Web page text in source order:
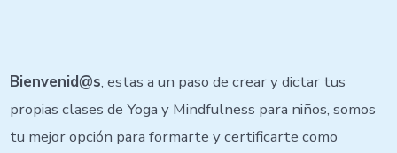
Bienvenid@s, estas a un paso de crear y dictar tus
propias clases de Yoga y Mindfulness para niños, somos
tu mejor opción para formarte y certificarte como